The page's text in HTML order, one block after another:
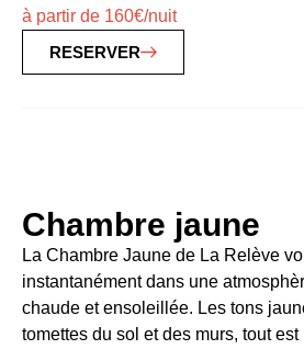
à partir de 160€/nuit
RESERVER
Chambre jaune
La Chambre Jaune de La Relève
instantanément dans une
chaude et ensoleillée. Les tons
tomettes du sol et des murs, tout